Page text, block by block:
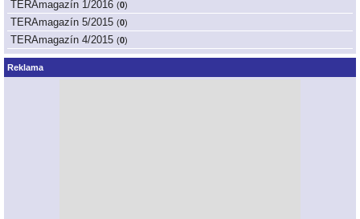
TERAmagazín 1/2016 (0)
TERAmagazín 5/2015 (0)
TERAmagazín 4/2015 (0)
Reklama